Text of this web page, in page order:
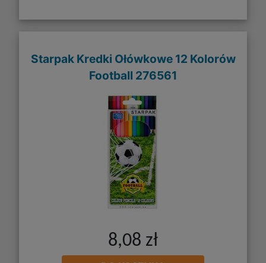
Starpak Kredki Ołówkowe 12 Kolorów
Football 276561
8,08 zł